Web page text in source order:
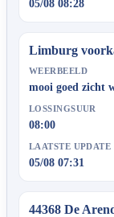
05/08 08:28
Limburg
WEERBEELD
mooi goed zicht
LOSSINGSUUR
08:00
LAATSTE UPDATE
05/08 07:31
44368 De